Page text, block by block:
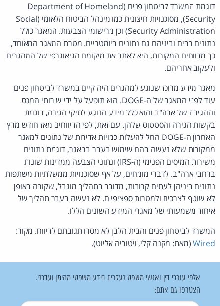
דוגמת המשרד לביטחון פנים (Department of Homeland
Security), מסוכנויות חיצונית כמו מינהל הביטוח הלאומי (Social
Security Administration) וכן מרישומי הצבעות. המאגר כולל
נתונים רבים וביניהם גם נתונים ביומטריים. מטרת המאגר המאוחד,
כך מדווחים המקורות, היא לאתר את מיקומם הגיאוגרפי של המהגרים
ולעקוב אחריהם.
מאגר מידע מרוכז שנוגע למהגרים היה קיים במשרד לביטחון פנים
עוד לפני המאגר של ה-DOGE. הוא תופעל על ידי שירותי המכס
וההגירה של ארה"ב והוא כלל מידע הנוגע לתיקי הגירה, דוגמת
בקשות הגירה והסטטוס שלהן. עם זאת, לפי הדיווחים מאז חודש מרץ
האחרון ה-DOGE החל להעלות כמויות אדירות של נתונים למאגר
ממקורות שלא נעשה בהם שימוש בעבר במאגר, דוגמת נתונים
משירות המיסים הפנימי (ה-IRS) ונתוני הצבעה ממדינות שונות
ברחבי ארה"ב. לדברי מומחים, על אף שסוכנויות ממשלתיות משתפות
נתונים ביניהן לעתים קרובות, מדובר בתהליך מוגבל, שקורה באופן
לא שוטף לצרכים ולמטרות ספציפיים. לא נעשה בעבר תהליך של
איחוד משמעותי של מאגרי המידע השונים הללו.
המשרד לביטחון פנים והבית הלבן לא מסרו תגובתם לדיווח. מקור:
Wired (מאת: מקנה קלי, ויטוריה אליוט).
אלפי עורכי דין ואנשי משפט נעזרים בידע משפטי מהימן ועדכני.
הצטרפו גם אתם: